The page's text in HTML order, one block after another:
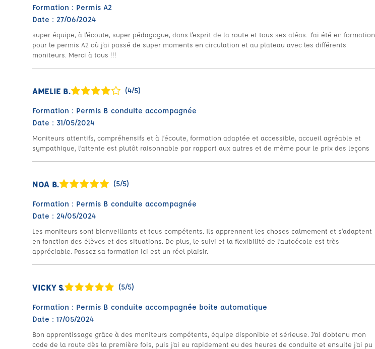
Formation : Permis A2
Date : 27/06/2024
super équipe, à l'écoute, super pédagogue, dans l'esprit de la route et tous ses aléas. J'ai été en formation
pour le permis A2 où j'ai passé de super moments en circulation et au plateau avec les différents
moniteurs. Merci à tous !!!
AMELIE B. (4/5)
Formation : Permis B conduite accompagnée
Date : 31/05/2024
Moniteurs attentifs, compréhensifs et à l’écoute, formation adaptée et accessible, accueil agréable et
sympathique, l’attente est plutôt raisonnable par rapport aux autres et de même pour le prix des leçons
NOA B. (5/5)
Formation : Permis B conduite accompagnée
Date : 24/05/2024
Les moniteurs sont bienveillants et tous compétents. Ils apprennent les choses calmement et s’adaptent
en fonction des élèves et des situations. De plus, le suivi et la flexibilité de l’autoécole est très
appréciable. Passez sa formation ici est un réel plaisir.
VICKY S. (5/5)
Formation : Permis B conduite accompagnée boite automatique
Date : 17/05/2024
Bon apprentissage grâce à des moniteurs compétents, équipe disponible et sérieuse. J'ai d'obtenu mon
code de la route dès la première fois, puis j'ai eu rapidement eu des heures de conduite et ensuite j'ai pu